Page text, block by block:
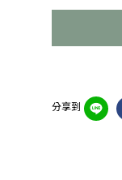
分享到